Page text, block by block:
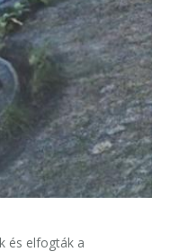
és elfogták a